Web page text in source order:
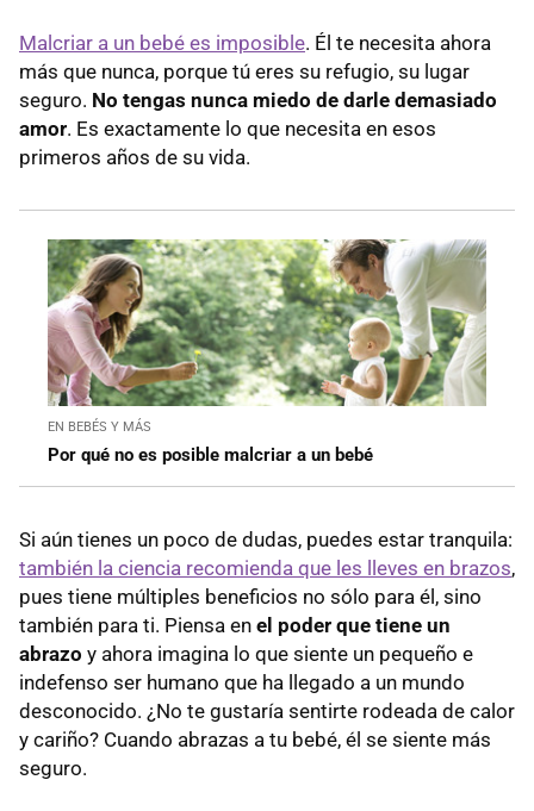
Malcriar a un bebé es imposible. Él te necesita ahora
más que nunca, porque tú eres su refugio, su lugar
seguro. No tengas nunca miedo de darle demasiado
amor. Es exactamente lo que necesita en esos
primeros años de su vida.
EN BEBÉS Y MÁS
Por qué no es posible malcriar a un bebé
Si aún tienes un poco de dudas, puedes estar tranquila:
también la ciencia recomienda que les lleves en brazos,
pues tiene múltiples beneficios no sólo para él, sino
también para ti. Piensa en el poder que tiene un
abrazo y ahora imagina lo que siente un pequeño e
indefenso ser humano que ha llegado a un mundo
desconocido. ¿No te gustaría sentirte rodeada de calor
y cariño? Cuando abrazas a tu bebé, él se siente más
seguro.